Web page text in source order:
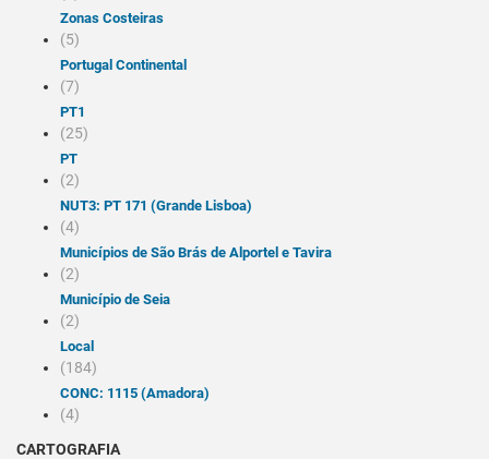
Zonas Costeiras
(5)
Portugal Continental
(7)
PT1
(25)
PT
(2)
NUT3: PT 171 (Grande Lisboa)
(4)
Municípios de São Brás de Alportel e Tavira
(2)
Município de Seia
(2)
Local
(184)
CONC: 1115 (Amadora)
(4)
CARTOGRAFIA